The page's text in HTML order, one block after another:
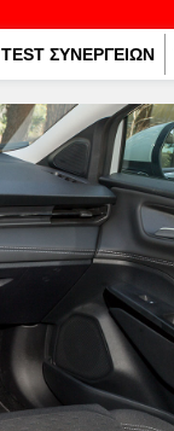
TEST ΣΥΝΕΡΓΕΙΩΝ